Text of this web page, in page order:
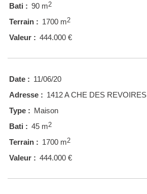
Bati : 90 m2
Terrain : 1700 m2
Valeur : 444.000 €
Date : 11/06/20
Adresse : 1412 A CHE DES REVOIRES
Type : Maison
Bati : 45 m2
Terrain : 1700 m2
Valeur : 444.000 €